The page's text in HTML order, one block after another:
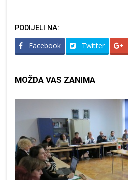
PODIJELI NA:
Facebook Twitter
MOŽDA VAS ZANIMA